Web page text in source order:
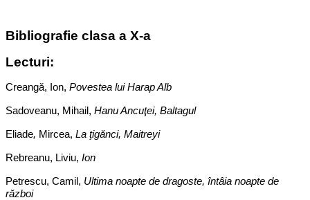
Bibliografie clasa a X-a
Lecturi:
Creangă, Ion, Povestea lui Harap Alb
Sadoveanu, Mihail, Hanu Ancuţei, Baltagul
Eliade, Mircea, La ţigănci, Maitreyi
Rebreanu, Liviu, Ion
Petrescu, Camil, Ultima noapte de dragoste, întâia noapte de
război